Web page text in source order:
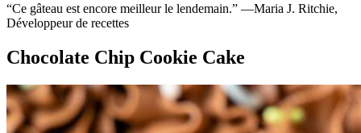
“Ce gâteau est encore meilleur le lendemain.” —Maria J. Ritchie,
Développeur de recettes
Chocolate Chip Cookie Cake